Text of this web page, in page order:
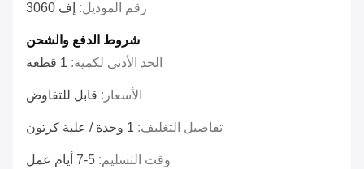
رقم الموديل: إف 3060
شروط الدفع والشحن
الحد الأدنى لكمية: 1 قطعة
الأسعار: قابل للتفاوض
تفاصيل التغليف: 1 وحدة / علبة كرتون
وقت التسليم: 5-7 أيام عمل